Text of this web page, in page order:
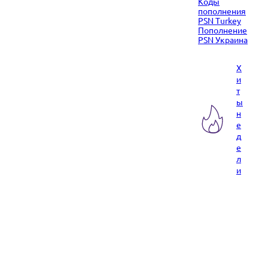
пополнения
PSN Turkey
Пополнение
PSN Украина
Х
и
т
ы
н
е
д
е
л
и